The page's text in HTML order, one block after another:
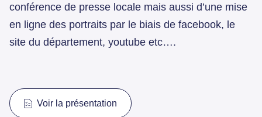
conférence de presse locale mais aussi d’une mise
en ligne des portraits par le biais de facebook, le
site du département, youtube etc….
Voir la présentation